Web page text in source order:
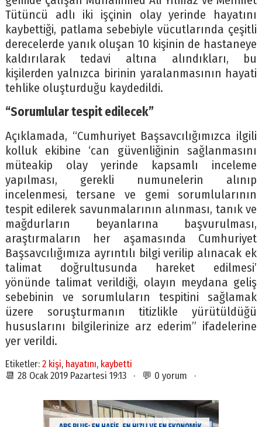
Tütüncü adlı iki işçinin olay yerinde hayatını
kaybettiği, patlama sebebiyle vücutlarında çeşitli
derecelerde yanık oluşan 10 kişinin de hastaneye
kaldırılarak tedavi altına alındıkları, bu
kişilerden yalnızca birinin yaralanmasının hayati
tehlike oluşturduğu kaydedildi.
“Sorumlular tespit edilecek”
Açıklamada, “Cumhuriyet Başsavcılığımızca ilgili
kolluk ekibine ‘can güvenliğinin sağlanmasını
müteakip olay yerinde kapsamlı inceleme
yapılması, gerekli numunelerin alınıp
incelenmesi, tersane ve gemi sorumlularının
tespit edilerek savunmalarının alınması, tanık ve
mağdurların beyanlarına başvurulması,
araştırmaların her aşamasında Cumhuriyet
Başsavcılığımıza ayrıntılı bilgi verilip alınacak ek
talimat doğrultusunda hareket edilmesi’
yönünde talimat verildiği, olayın meydana geliş
sebebinin ve sorumluların tespitini sağlamak
üzere soruşturmanın titizlikle yürütüldüğü
hususlarını bilgilerinize arz ederim” ifadelerine
yer verildi.
Etiketler: 2 kişi, hayatını, kaybetti
📆 28 Ocak 2019 Pazartesi 19:13 · 💬 0 yorum ·